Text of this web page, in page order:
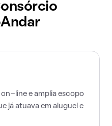
line e amplia escopo
já atuava em aluguel e